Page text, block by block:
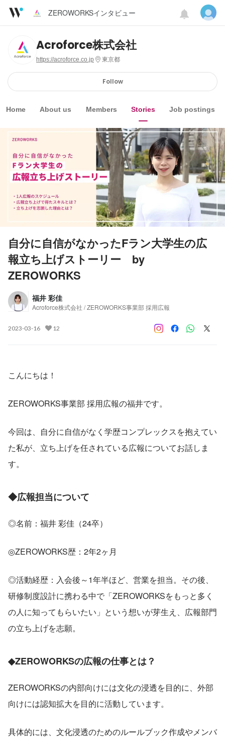
ZEROWORKSインタビュー
Acroforce株式会社
https://acroforce.co.jp 東京都
Follow
Home About us Members Stories Job postings
自分に自信がなかったFラン大学生の広
報立ち上げストーリー by
ZEROWORKS
福井 彩佳
Acroforce株式会社 / ZEROWORKS事業部 採用広報
2023-03-16 12
こんにちは！
ZEROWORKS事業部 採用広報の福井です。
今回は、自分に自信がなく学歴コンプレックスを抱えてい
た私が、立ち上げを任されている広報についてお話しま
す。
◆広報担当について
◎名前：福井 彩佳（24卒）
◎ZEROWORKS歴：2年2ヶ月
◎活動経歴：入会後～1年半ほど、営業を担当。その後、
研修制度設計に携わる中で「ZEROWORKSをもっと多く
の人に知ってもらいたい」という想いが芽生え、広報部門
の立ち上げを志願。
◆ZEROWORKSの広報の仕事とは？
ZEROWORKSの内部向けには文化の浸透を目的に、外部
向けには認知拡大を目的に活動しています。
具体的には、文化浸透のためのルールブック作成やメンバ